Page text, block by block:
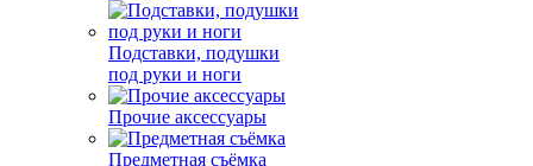
Подставки, подушки
под руки и ноги
Прочие аксессуары
Предметная съёмка